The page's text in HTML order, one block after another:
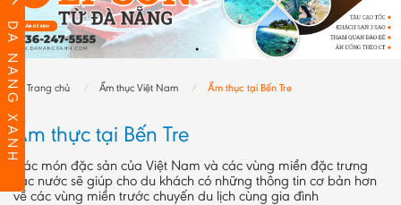
DA NANG XANH Trang chủ Ẩm thục Việt Nam Ẩm thục tại Bến Tre
Ẩm thực tại Bến Tre
Các món đặc sản của Việt Nam và các vùng miền đặc trưng
các nước sẽ giúp cho du khách có những thông tin cơ bản hơn
về các vùng miền trước chuyến du lịch cùng gia đình